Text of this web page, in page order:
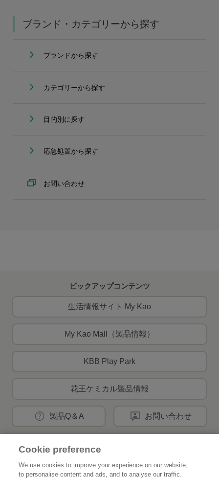
ブランド・カテゴリーから探す
ブランドから探す
カテゴリーから探す
目的別に探す
応急処置から探す
お問い合わせ
ピックアップコンテンツ
生活情報サイト My Kao
My Kao Mall（製品情報）
KBB Play Park
花王ケミカル製品情報
製品Q＆A お問い合わせ
Cookie preference
We use cookies to improve your experience on our website,
to personalise content and ads, and to analyse our traffic.